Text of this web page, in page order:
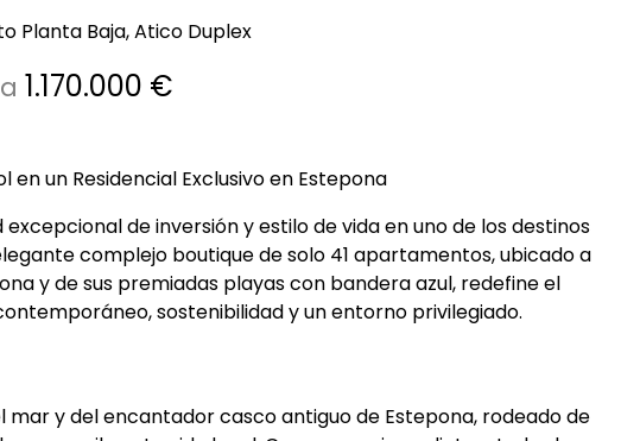
Planta Baja, Atico Duplex
1.170.000 €
en un Residencial Exclusivo en Estepona
de inversión y estilo de vida en uno de los destinos
complejo boutique de solo 41 apartamentos, ubicado a
y de sus premiadas playas con bandera azul, redefine el
sostenibilidad y un entorno privilegiado.
mar y del encantador casco antiguo de Estepona, rodeado de